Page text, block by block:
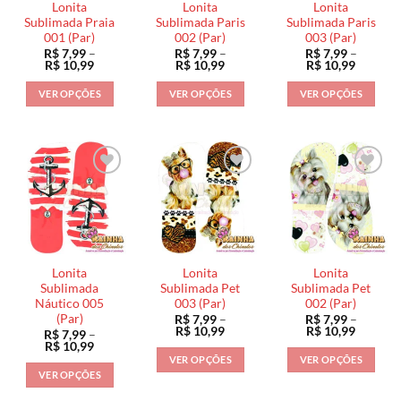
Lonita
Sublimada Praia
001 (Par)
R$7,99 –
R$ 10,99Faixa
preço:
R$ 7,99
através
VER OPÇÕES
tem
várias
variantes.
As
opções
podem
ser
escolhidas
na
página
do
produto
Lonita
Sublimada Paris
002 (Par)
R$7,99 –
R$ 10,99Faixa
preço:
R$ 7,99
através
VER OPÇÕES
tem
várias
variantes.
As
opções
podem
ser
escolhidas
na
página
do
produto
Lonita
Sublimada Paris
003 (Par)
R$7,99 –
R$ 10,99Faixa
preço:
R$ 7,99
através
VER OPÇÕES
tem
várias
variantes.
As
opções
podem
ser
escolhidas
na
página
do
produto
Lonita
Sublimada
Náutico 005
(Par)
R$7,99 –
R$ 10,99Faixa
preço:
R$ 7,99
através
VER OPÇÕES
Lonita
Sublimada Pet
003 (Par)
R$7,99 –
R$ 10,99Faixa
preço:
R$ 7,99
através
VER OPÇÕES
Lonita
Sublimada Pet
002 (Par)
R$7,99 –
R$ 10,99Faixa
preço:
R$ 7,99
através
VER OPÇÕES